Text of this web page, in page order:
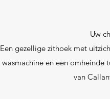
Uw
Een gezellige zithoek met
wasmachine en een omheinde
van